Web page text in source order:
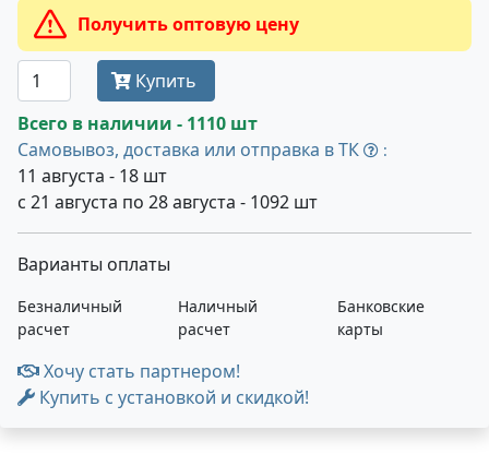
Получить оптовую цену
Купить
Всего в наличии - 1110 шт
Самовывоз, доставка или отправка в ТК
:
11 августа - 18 шт
с 21 августа по 28 августа - 1092 шт
Варианты оплаты
Безналичный
расчет
Наличный
расчет
Банковские
карты
Хочу стать партнером!
Купить с установкой и скидкой!